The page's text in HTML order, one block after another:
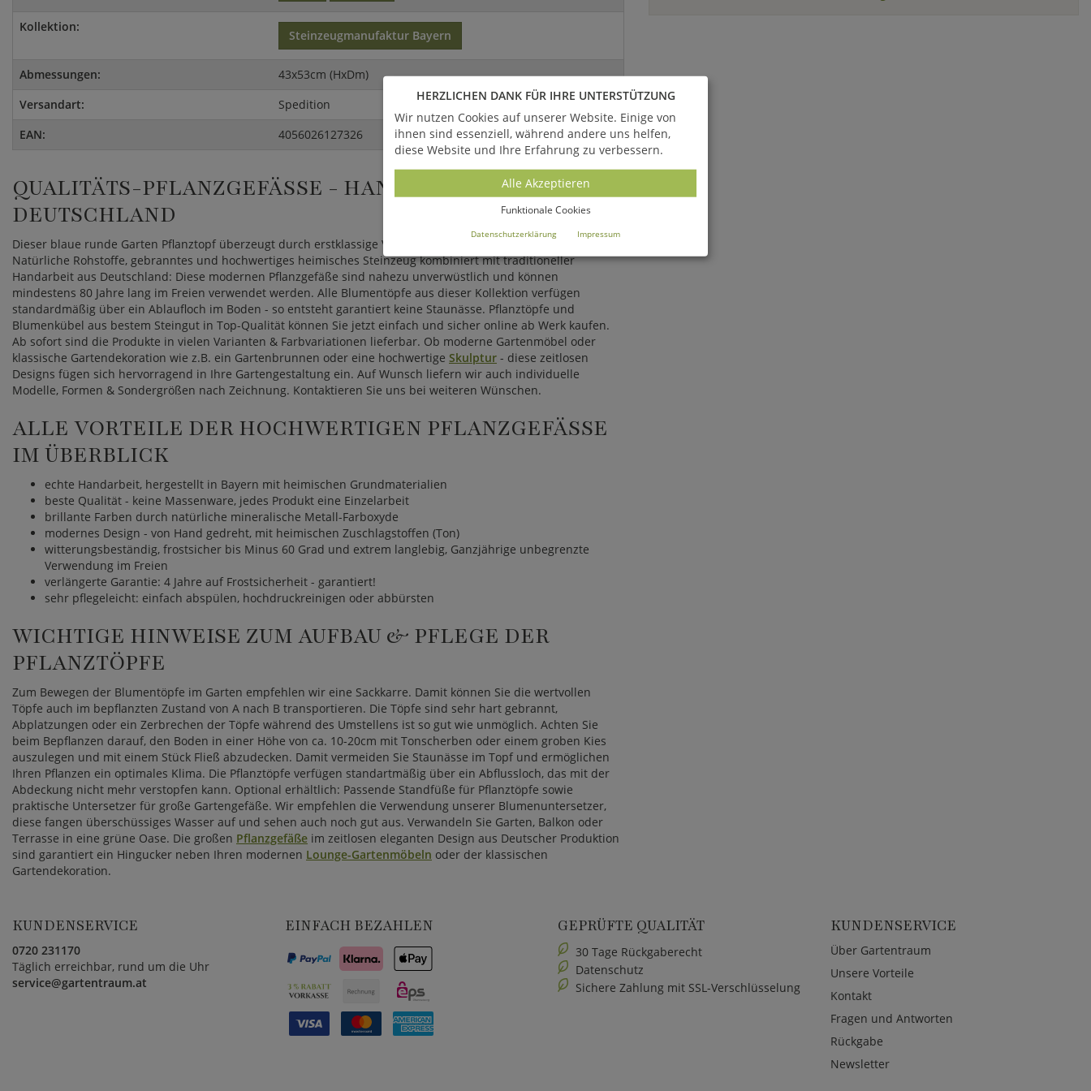
Kollektion:
Steinzeugmanufaktur Bayern
Abmessungen:
43x53cm (HxDm)
Versandart:
Spedition
EAN:
4056026127326
QUALITÄTS-PFLANZGEFÄSSE - HANDGEFERTIGT IN D
EUTSCHLAND
Dieser blaue runde Garten Pflanztopf überzeugt durch erstklassige Verarbeitung und eine lange Lebensdauer.
Natürliche Rohstoffe, gebranntes und hochwertiges heimisches Steinzeug kombiniert mit traditioneller
Handarbeit aus Deutschland: Diese modernen Pflanzgefäße sind nahezu unverwüstlich und können
mindestens 80 Jahre lang im Freien verwendet werden. Alle Blumentöpfe aus dieser Kollektion verfügen
standardmäßig über ein Ablaufloch im Boden - so entsteht garantiert keine Staunässe. Pflanztöpfe und
Blumenkübel aus bestem Steingut in Top-Qualität können Sie jetzt einfach und sicher online ab Werk kaufen.
Ab sofort sind die Produkte in vielen Varianten & Farbvariationen lieferbar. Ob moderne Gartenmöbel oder
klassische Gartendekoration wie z.B. ein Gartenbrunnen oder eine hochwertige Skulptur - diese zeitlosen
Designs fügen sich hervorragend in Ihre Gartengestaltung ein. Auf Wunsch liefern wir auch individuelle
Modelle, Formen & Sondergrößen nach Zeichnung. Kontaktieren Sie uns bei weiteren Wünschen.
ALLE VORTEILE DER HOCHWERTIGEN PFLANZGEFÄSSE I
M ÜBERBLICK
echte Handarbeit, hergestellt in Bayern mit heimischen Grundmaterialien
beste Qualität - keine Massenware, jedes Produkt eine Einzelarbeit
brillante Farben durch natürliche mineralische Metall-Farboxyde
modernes Design - von Hand gedreht, mit heimischen Zuschlagstoffen (Ton)
witterungsbeständig, frostsicher bis Minus 60 Grad und extrem langlebig, Ganzjährige unbegrenzte
Verwendung im Freien
verlängerte Garantie: 4 Jahre auf Frostsicherheit - garantiert!
sehr pflegeleicht: einfach abspülen, hochdruckreinigen oder abbürsten
WICHTIGE HINWEISE ZUM AUFBAU & PFLEGE DER
PFLANZTÖPFE
Zum Bewegen der Blumentöpfe im Garten empfehlen wir eine Sackkarre. Damit können Sie die wertvollen
Töpfe auch im bepflanzten Zustand von A nach B transportieren. Die Töpfe sind sehr hart gebrannt,
Abplatzungen oder ein Zerbrechen der Töpfe während des Umstellens ist so gut wie unmöglich. Achten Sie
beim Bepflanzen darauf, den Boden in einer Höhe von ca. 10-20cm mit Tonscherben oder einem groben Kies
auszulegen und mit einem Stück Fließ abzudecken. Damit vermeiden Sie Staunässe im Topf und ermöglichen
Ihren Pflanzen ein optimales Klima. Die Pflanztöpfe verfügen standartmäßig über ein Abflussloch, das mit der
Abdeckung nicht mehr verstopfen kann. Optional erhältlich: Passende Standfüße für Pflanztöpfe sowie
praktische Untersetzer für große Gartengefäße. Wir empfehlen die Verwendung unserer Blumenuntersetzer,
diese fangen überschüssiges Wasser auf und sehen auch noch gut aus. Verwandeln Sie Garten, Balkon oder
Terrasse in eine grüne Oase. Die großen Pflanzgefäße im zeitlosen eleganten Design aus Deutscher Produktion
sind garantiert ein Hingucker neben Ihren modernen Lounge-Gartenmöbeln oder der klassischen
Gartendekoration.
KUNDENSERVICE
0720 231170
Täglich erreichbar, rund um die Uhr
service@gartentraum.at
EINFACH BEZAHLEN GEPRÜFTE QUALITÄT
30 Tage Rückgaberecht
Datenschutz
Sichere Zahlung mit SSL-Verschlüsselung
KUNDENSERVICE
Über Gartentraum
Unsere Vorteile
Kontakt
Fragen und Antworten
Rückgabe
Newsletter
HERZLICHEN DANK FÜR IHRE UNTERSTÜTZUNG
Wir nutzen Cookies auf unserer Website. Einige von
ihnen sind essenziell, während andere uns helfen,
diese Website und Ihre Erfahrung zu verbessern.
Alle Akzeptieren
Funktionale Cookies
Datenschutzerklärung Impressum